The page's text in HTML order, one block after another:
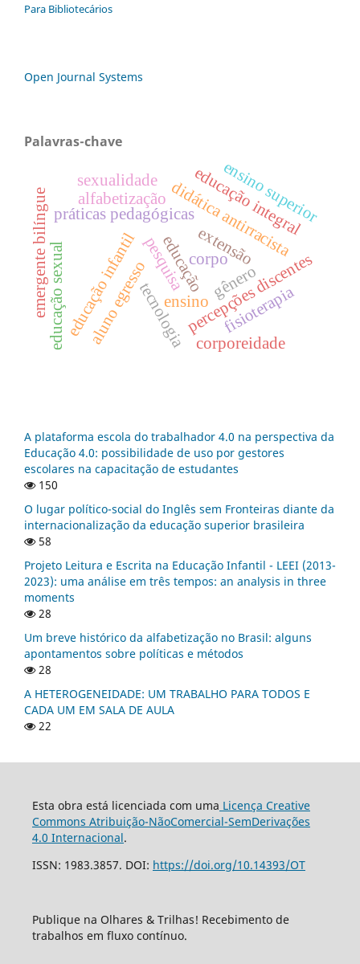
Para Bibliotecários
Open Journal Systems
Palavras-chave
educaçãocorpo
ensino
pesquisaextensão
práticas pedagógicasdidática antirracista
educação infantil
educação integral
percepções discentes
ensino superior
aluno egresso fisioterapia
emergente bilíngue alfabetização
educação sexual gênero
sexualidade
corporeidade
tecnologia
A plataforma escola do trabalhador 4.0 na perspectiva da
Educação 4.0: possibilidade de uso por gestores
escolares na capacitação de estudantes
150
O lugar político-social do Inglês sem Fronteiras diante da
internacionalização da educação superior brasileira
58
Projeto Leitura e Escrita na Educação Infantil - LEEI (2013-
2023): uma análise em três tempos: an analysis in three
moments
28
Um breve histórico da alfabetização no Brasil: alguns
apontamentos sobre políticas e métodos
28
A HETEROGENEIDADE: UM TRABALHO PARA TODOS E
CADA UM EM SALA DE AULA
22
Esta obra está licenciada com uma Licença Creative
Commons Atribuição-NãoComercial-SemDerivações
4.0 Internacional.
ISSN: 1983.3857. DOI: https://doi.org/10.14393/OT
Publique na Olhares & Trilhas! Recebimento de
trabalhos em fluxo contínuo.